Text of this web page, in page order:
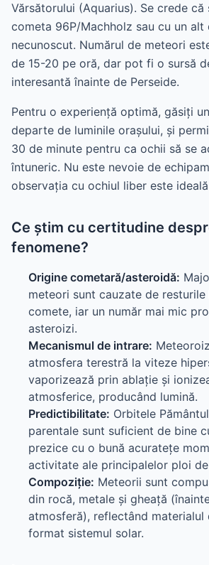
Vărsătorului (Aquarius). Se crede
cometa 96P/Machholz sau cu un alt
necunoscut. Numărul de meteori
de 15-20 pe oră, dar pot fi o sursă
interesantă înainte de Perseide.
Pentru o experiență optimă, găsiți
departe de luminile orașului, și
30 de minute pentru ca ochii să se
întuneric. Nu este nevoie de
observația cu ochiul liber este
Ce știm cu certitudine
fenomene?
Origine cometară/asteroidă:
meteori sunt cauzate de
comete, iar un număr mai mic
asteroizi.
Mecanismul de intrare:
atmosfera terestră la viteze
vaporizează prin ablație și
atmosferice, producând lumină.
Predictibilitate: Orbitele
parentale sunt suficient de bine
prezice cu o bună acuratețe
activitate ale principalelor ploi
Compoziție: Meteorii sunt
din rocă, metale și gheață
atmosferă), reflectând materialul
format sistemul solar.